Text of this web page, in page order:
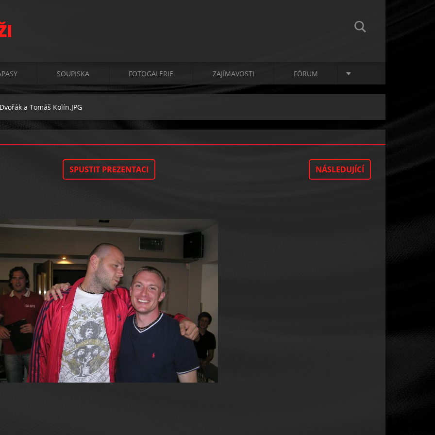
SOUPISKA FOTOGALERIE ZAJÍMAVOSTI FÓRUM
a Tomáš Kolín.JPG
SPUSTIT PREZENTACI NÁSLEDUJÍCÍ